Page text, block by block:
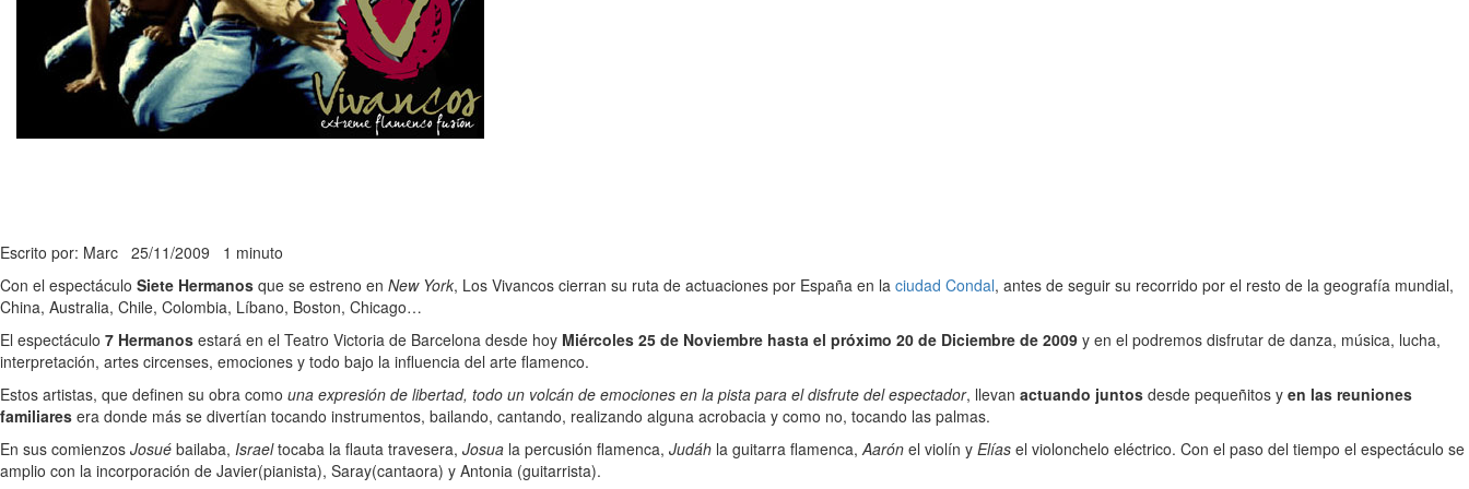
Escrito por: Marc 25/11/2009 1 minuto
Con el espectáculo Siete Hermanos que se estreno en New York, Los Vivancos cierran su ruta de actuaciones por España en la ciudad Condal, antes de seguir su recorrido por el resto de la geografía mundial,
China, Australia, Chile, Colombia, Líbano, Boston, Chicago…
El espectáculo 7 Hermanos estará en el Teatro Victoria de Barcelona desde hoy Miércoles 25 de Noviembre hasta el próximo 20 de Diciembre de 2009 y en el podremos disfrutar de danza, música, lucha,
interpretación, artes circenses, emociones y todo bajo la influencia del arte flamenco.
Estos artistas, que definen su obra como una expresión de libertad, todo un volcán de emociones en la pista para el disfrute del espectador, llevan actuando juntos desde pequeñitos y en las reuniones
familiares era donde más se divertían tocando instrumentos, bailando, cantando, realizando alguna acrobacia y como no, tocando las palmas.
En sus comienzos Josué bailaba, Israeltocaba la flauta travesera, Josua la percusión flamenca, Judáh la guitarra flamenca,Aarón el violín y Elías el violonchelo eléctrico. Con el paso del tiempo el espectáculo se
amplio con la incorporación de Javier(pianista), Saray(cantaora) y Antonia (guitarrista).